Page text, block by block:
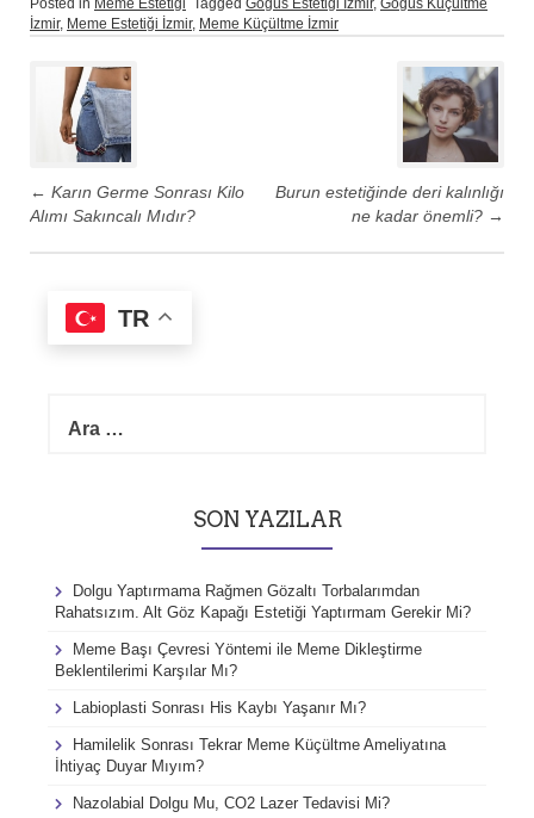
Posted in Meme Estetiği Tagged Göğüs Estetiği İzmir, Göğüs Küçültme
İzmir, Meme Estetiği İzmir, Meme Küçültme İzmir
n
a
v
← Karın Germe Sonrası Kilo
Alımı Sakıncalı Mıdır?
Burun estetiğinde deri kalınlığı
ne kadar önemli? →
TR
SON YAZILAR
Dolgu Yaptırmama Rağmen Gözaltı Torbalarımdan
Rahatsızım. Alt Göz Kapağı Estetiği Yaptırmam Gerekir Mi?
Meme Başı Çevresi Yöntemi ile Meme Dikleştirme
Beklentilerimi Karşılar Mı?
Labioplasti Sonrası His Kaybı Yaşanır Mı?
Hamilelik Sonrası Tekrar Meme Küçültme Ameliyatına
İhtiyaç Duyar Mıyım?
Nazolabial Dolgu Mu, CO2 Lazer Tedavisi Mi?